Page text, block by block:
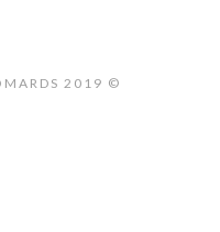
2019 ©